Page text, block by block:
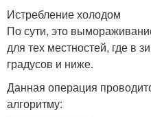
Истребление холодом
По сути, это
для тех местностей, где в
градусов и ниже.
Данная операция
алгоритму: